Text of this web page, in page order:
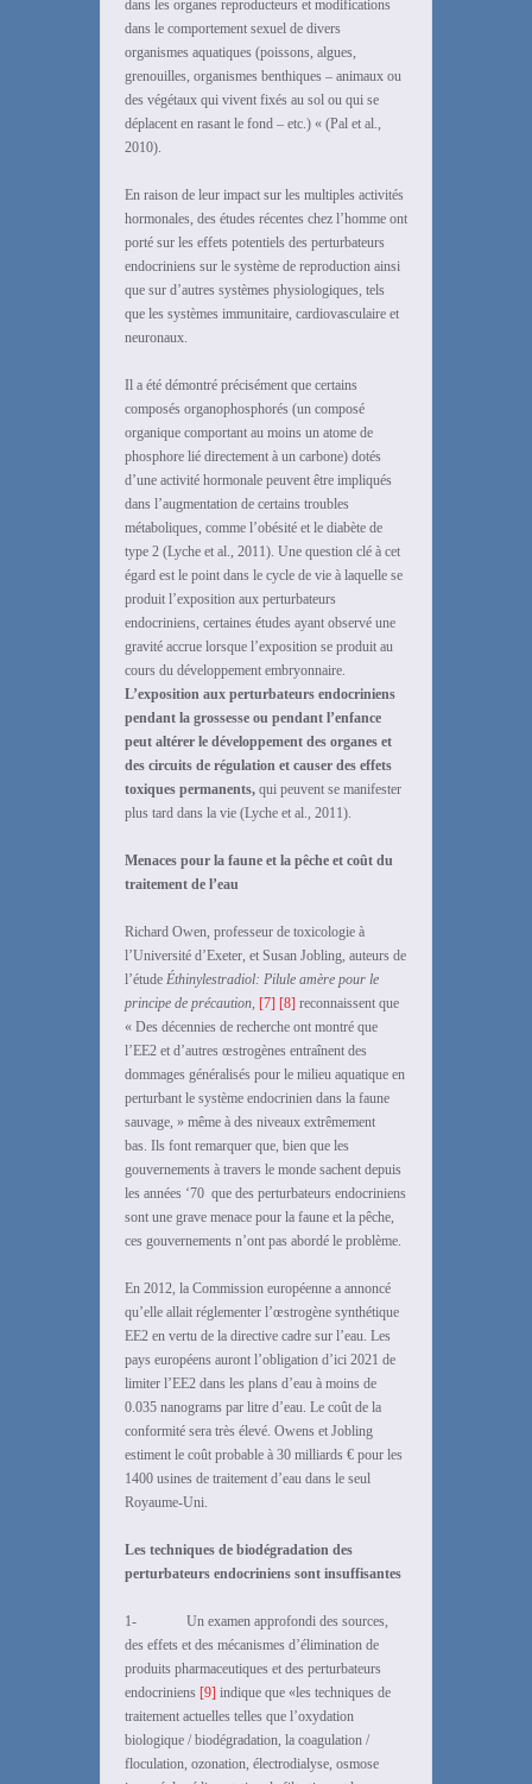
dans les organes reproducteurs et modifications
dans le comportement sexuel de divers
organismes aquatiques (poissons, algues,
grenouilles, organismes benthiques – animaux ou
des végétaux qui vivent fixés au sol ou qui se
déplacent en rasant le fond – etc.) « (Pal et al.,
2010).
En raison de leur impact sur ​​les multiples activités
hormonales, des études récentes chez l’homme ont
porté sur les effets potentiels des perturbateurs
endocriniens sur le système de reproduction ainsi
que sur d’autres systèmes physiologiques, tels
que les systèmes immunitaire, cardiovasculaire et
neuronaux.
Il a été démontré précisément que certains
composés organophosphorés (un composé
organique comportant au moins un atome de
phosphore lié directement à un carbone) dotés
d’une activité hormonale peuvent être impliqués
dans l’augmentation de certains troubles
métaboliques, comme l’obésité et le diabète de
type 2 (Lyche et al., 2011). Une question clé à cet
égard est le point dans le cycle de vie à laquelle se
produit l’exposition aux perturbateurs
endocriniens, certaines études ayant observé une
gravité accrue lorsque l’exposition se produit au
cours du développement embryonnaire.
L’exposition aux perturbateurs endocriniens
pendant la grossesse ou pendant l’enfance
peut altérer le développement des organes et
des circuits de régulation et causer des effets
toxiques permanents, qui peuvent se manifester
plus tard dans la vie (Lyche et al., 2011).
Menaces pour la faune et la pêche et coût du
traitement de l’eau
Richard Owen, professeur de toxicologie à
l’Université d’Exeter, et Susan Jobling, auteurs de
l’étude Éthinylestradiol: Pilule amère pour le
principe de précaution, [7] [8] reconnaissent que
« Des décennies de recherche ont montré que
l’EE2 et d’autres œstrogènes entraînent des
dommages généralisés pour le milieu aquatique en
perturbant le système endocrinien dans la faune
sauvage, » même à des niveaux extrêmement
bas. Ils font remarquer que, bien que les
gouvernements à travers le monde sachent depuis
les années ‘70 que des perturbateurs endocriniens
sont une grave menace pour la faune et la pêche,
ces gouvernements n’ont pas abordé le problème.
En 2012, la Commission européenne a annoncé
qu’elle allait réglementer l’œstrogène synthétique
EE2 en vertu de la directive cadre sur l’eau. Les
pays européens auront l’obligation d’ici 2021 de
limiter l’EE2 dans les plans d’eau à moins de
0.035 nanograms par litre d’eau. Le coût de la
conformité sera très élevé. Owens et Jobling
estiment le coût probable à 30 milliards € pour les
1400 usines de traitement d’eau dans le seul
Royaume-Uni.
Les techniques de biodégradation des
perturbateurs endocriniens sont insuffisantes
1- Un examen approfondi des sources,
des effets et des mécanismes d’élimination de
produits pharmaceutiques et des perturbateurs
endocriniens [9] indique que «les techniques de
traitement actuelles telles que l’oxydation
biologique / biodégradation, la coagulation /
floculation, ozonation, électrodialyse, osmose